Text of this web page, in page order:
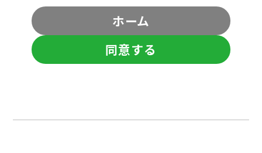
ホーム
同意する